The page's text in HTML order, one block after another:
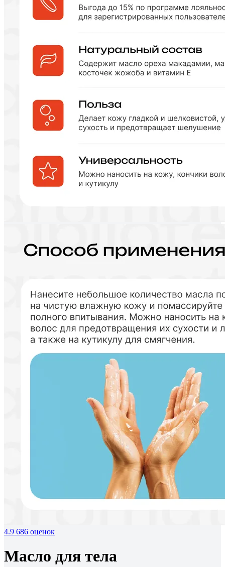
4.9 686 оценок
Масло для тела